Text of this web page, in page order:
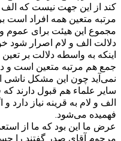
کند از این جهت نیست که الف
مرتبه متعین همه افراد است
مجموع این هیئت برای عموم
دلالت الف و لام اصرار شود
اینکه به واسطه دلالت بر
جمع هم مرتبه متعین است
نمی‌آید چون این مشکل ناشی
سایر علماء هم قبول دارند
الف و لام به قرینه نیاز
فهمیده می‌شود.
عرض ما این بود که ما از
مرحوم آقای صدر گفتند را